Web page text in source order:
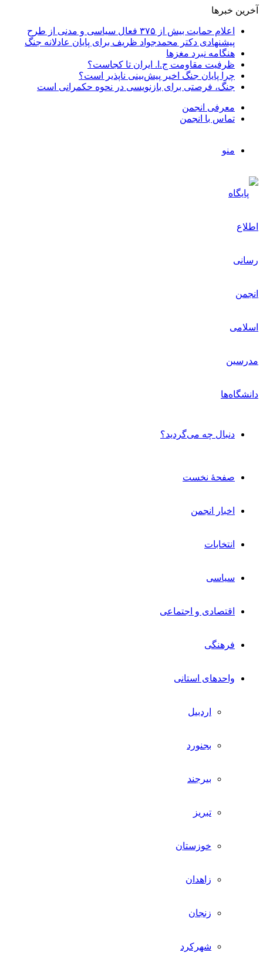
آخرین خبرها
اعلام حمایت بیش از ۳۷۵ فعال سیاسی و مدنی از طرح
پیشنهادی دکتر محمدجواد ظریف برای پایان عادلانه جنگ
هنگامه نبرد مغزها
ظرفیت مقاومت ج.ا. ایران تا کجاست؟
چرا پایان جنگ اخیر پیش‌بینی ناپذیر است؟
جنگ، فرصتی برای بازنویسی در نحوه حکمرانی است
معرفی انجمن
تماس با انجمن
منو
دنبال چه می‌گردید؟
صفحۀ نخست
اخبار انجمن
انتخابات
سیاسی
اقتصادی و اجتماعی
فرهنگی
واحدهای استانی
اردبیل
بجنورد
بیرجند
تبریز
خوزستان
زاهدان
زنجان
شهرکرد